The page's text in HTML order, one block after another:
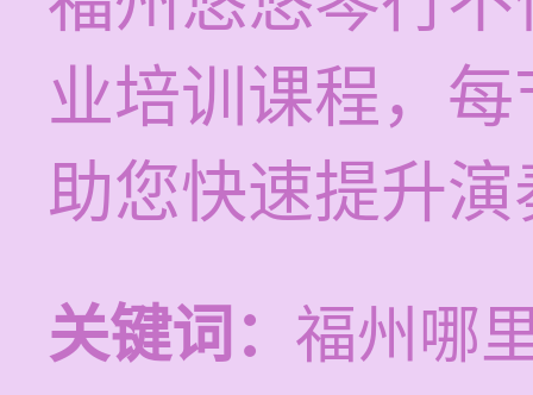
业培训课程，
助您快速提升
关键词： 福州哪